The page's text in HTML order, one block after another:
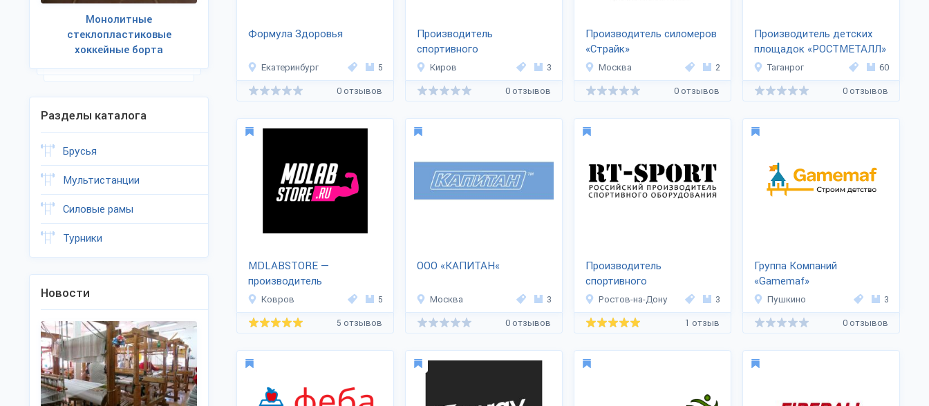
Формула Здоровья
Екатеринбург 5
0 отзывов
Производитель
спортивного
оборудования «RECORD»
Киров 3
0 отзывов
Производитель силомеров
«Страйк»
Москва 2
0 отзывов
Производитель детских
площадок «РОСТМЕТАЛЛ»
Таганрог 60
0 отзывов
MDLABSTORE —
производитель
спортинвентаря
Ковров 5
5 отзывов
ООО «КАПИТАН«
Москва 3
0 отзывов
Производитель
спортивного
оборудования «RT-Sport»
Ростов-на-Дону 3
1 отзыв
Группа Компаний
«Gamemaf»
Пушкино 3
0 отзывов
Монолитные
стеклопластиковые
хоккейные борта
Разделы каталога
Брусья
Мультистанции
Силовые рамы
Турники
Новости